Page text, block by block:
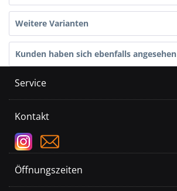
Weitere Varianten
Kunden haben sich ebenfalls angesehen
Service
Kontakt
Öffnungszeiten